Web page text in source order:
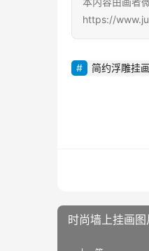
https://
简约浮雕挂
时尚墙上挂画